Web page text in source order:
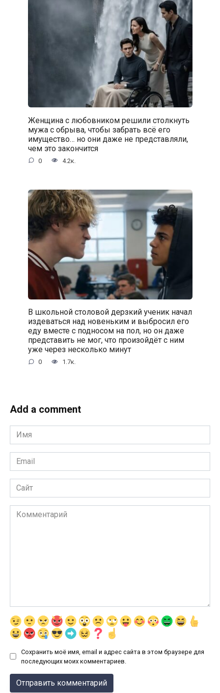
Женщина с любовником решили столкнуть
мужа с обрыва, чтобы забрать всё его
имущество… но они даже не представляли,
чем это закончится
0 4.2к.
В школьной столовой дерзкий ученик начал
издеваться над новеньким и выбросил его
еду вместе с подносом на пол, но он даже
представить не мог, что произойдёт с ним
уже через несколько минут
0 1.7к.
Add a comment
Имя
*
Email
*
Сайт
Комментарий
Сохранить моё имя, email и адрес сайта в этом браузере для
последующих моих комментариев.